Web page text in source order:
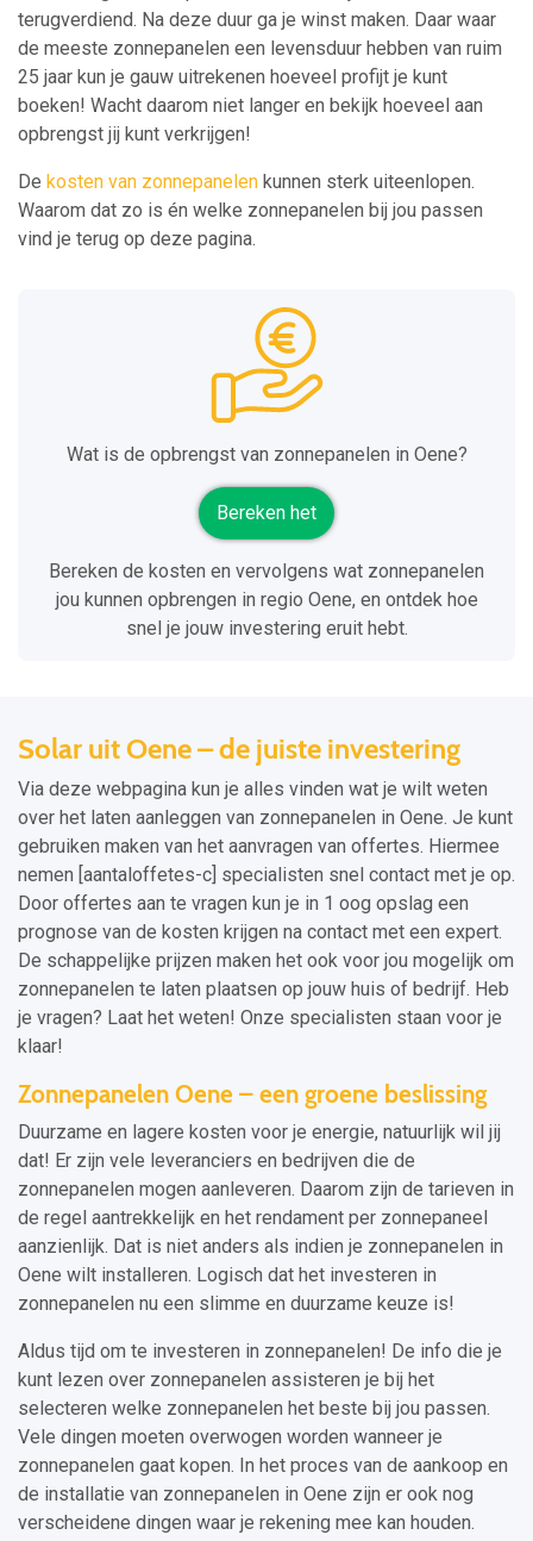
terugverdiend. Na deze duur ga je winst maken. Daar waar
de meeste zonnepanelen een levensduur hebben van ruim
25 jaar kun je gauw uitrekenen hoeveel profijt je kunt
boeken! Wacht daarom niet langer en bekijk hoeveel aan
opbrengst jij kunt verkrijgen!
De kosten van zonnepanelen kunnen sterk uiteenlopen.
Waarom dat zo is én welke zonnepanelen bij jou passen
vind je terug op deze pagina.
Wat is de opbrengst van zonnepanelen in Oene?
Bereken het
Bereken de kosten en vervolgens wat zonnepanelen
jou kunnen opbrengen in regio Oene, en ontdek hoe
snel je jouw investering eruit hebt.
Solar uit Oene – de juiste investering
Via deze webpagina kun je alles vinden wat je wilt weten
over het laten aanleggen van zonnepanelen in Oene. Je kunt
gebruiken maken van het aanvragen van offertes. Hiermee
nemen [aantaloffetes-c] specialisten snel contact met je op.
Door offertes aan te vragen kun je in 1 oog opslag een
prognose van de kosten krijgen na contact met een expert.
De schappelijke prijzen maken het ook voor jou mogelijk om
zonnepanelen te laten plaatsen op jouw huis of bedrijf. Heb
je vragen? Laat het weten! Onze specialisten staan voor je
klaar!
Zonnepanelen Oene – een groene beslissing
Duurzame en lagere kosten voor je energie, natuurlijk wil jij
dat! Er zijn vele leveranciers en bedrijven die de
zonnepanelen mogen aanleveren. Daarom zijn de tarieven in
de regel aantrekkelijk en het rendament per zonnepaneel
aanzienlijk. Dat is niet anders als indien je zonnepanelen in
Oene wilt installeren. Logisch dat het investeren in
zonnepanelen nu een slimme en duurzame keuze is!
Aldus tijd om te investeren in zonnepanelen! De info die je
kunt lezen over zonnepanelen assisteren je bij het
selecteren welke zonnepanelen het beste bij jou passen.
Vele dingen moeten overwogen worden wanneer je
zonnepanelen gaat kopen. In het proces van de aankoop en
de installatie van zonnepanelen in Oene zijn er ook nog
verscheidene dingen waar je rekening mee kan houden.